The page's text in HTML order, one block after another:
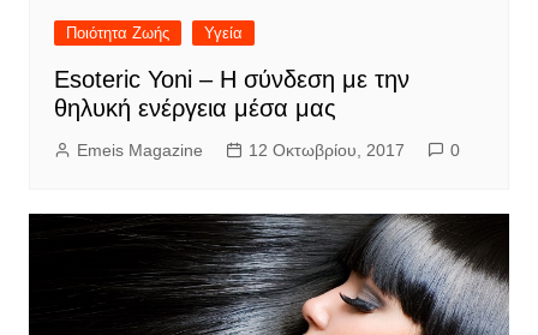
Ποιότητα Ζωής Υγεία
Esoteric Yoni – Η σύνδεση με την
θηλυκή ενέργεια μέσα μας
Emeis Magazine 12 Οκτωβρίου, 2017 0